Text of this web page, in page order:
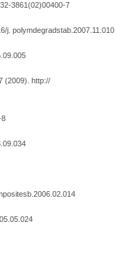
3861(02)00400-7
j. polymdegradstab.2007.11.010
(2009). http://
8